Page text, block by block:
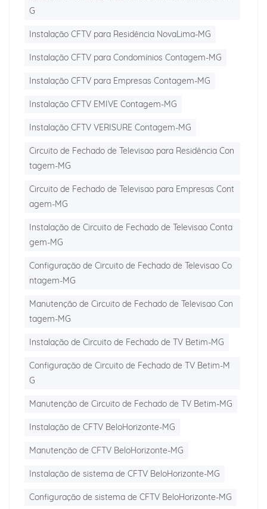
G
Instalação CFTV para Residência NovaLima-MG
Instalação CFTV para Condomínios Contagem-MG
Instalação CFTV para Empresas Contagem-MG
Instalação CFTV EMIVE Contagem-MG
Instalação CFTV VERISURE Contagem-MG
Circuito de Fechado de Televisao para Residência Con
tagem-MG
Circuito de Fechado de Televisao para Empresas Cont
agem-MG
Instalação de Circuito de Fechado de Televisao Conta
gem-MG
Configuração de Circuito de Fechado de Televisao Co
ntagem-MG
Manutenção de Circuito de Fechado de Televisao Con
tagem-MG
Instalação de Circuito de Fechado de TV Betim-MG
Configuração de Circuito de Fechado de TV Betim-M
G
Manutenção de Circuito de Fechado de TV Betim-MG
Instalação de CFTV BeloHorizonte-MG
Manutenção de CFTV BeloHorizonte-MG
Instalação de sistema de CFTV BeloHorizonte-MG
Configuração de sistema de CFTV BeloHorizonte-MG